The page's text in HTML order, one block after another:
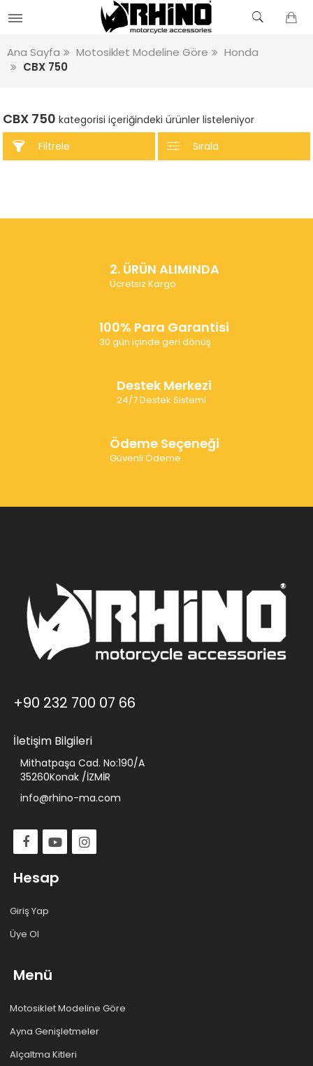
Ana Sayfa Motosiklet Modeline Göre
Honda
CBX 750
CBX 750 kategorisi içeriğindeki ürünler listeleniyor
Filtrele
Sırala
2. ÜRÜN ALIMINDA
Ücretsiz Kargo
100% Para Garantisi
30 gün içinde geri dönüş
Destek Merkezi
24/7 Destek Sistemi
Ödeme Seçeneği
Güvenli Ödeme
+90 232 700 07 66
İletişim Bilgileri
Mithatpaşa Cad. No:190/A
35260Konak /İZMİR
info@rhino-ma.com
Hesap
Giriş Yap
Üye Ol
Menü
Motosiklet Modeline Göre
Ayna Genişletmeler
Alçaltma Kitleri